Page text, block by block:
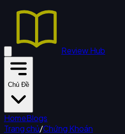
Review Hub
Chủ Đề
HomeBlogs
Trang chủ/Chứng Khoán